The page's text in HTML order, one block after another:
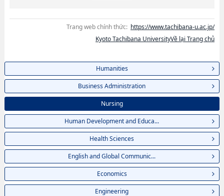
Trang web chính thức: https://www.tachibana-u.ac.jp/
Kyoto Tachibana UniversityVề lại Trang chủ
Humanities
Business Administration
Nursing
Human Development and Educa...
Health Sciences
English and Global Communic...
Economics
Engineering